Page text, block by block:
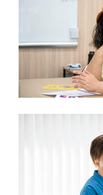
50
病が教えてくれたこと
熱狂できるもの
一生
私を彩るエッセンス
70代のグランドデザイン
社会・カルチャー・マネー